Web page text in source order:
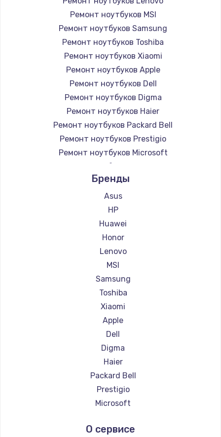
Ремонт ноутбуков MSI
Ремонт ноутбуков Samsung
Ремонт ноутбуков Toshiba
Ремонт ноутбуков Xiaomi
Ремонт ноутбуков Apple
Ремонт ноутбуков Dell
Ремонт ноутбуков Digma
Ремонт ноутбуков Haier
Ремонт ноутбуков Packard Bell
Ремонт ноутбуков Prestigio
Ремонт ноутбуков Microsoft
Ремонт ноутбуков Alienware
Ремонт ноутбуков Aquarius
Ремонт ноутбуков Gigabyte
Ремонт ноутбуков Aorus
Ремонт ноутбуков Maibenben
Ремонт ноутбуков Getac
Ремонт ноутбуков Epson
Ремонт ноутбуков Philips
Ремонт ноутбуков LG
Ремонт ноутбуков Panasonic
Ремонт ноутбуков Irbis
Ремонт ноутбуков Thunderobot
Ремонт ноутбуков Hasee
Ремонт ноутбуков ZTE
Ремонт ноутбуков Hiper
Ремонт ноутбуков Evga
Ремонт ноутбуков Google
Ремонт ноутбуков Echips
Ремонт ноутбуков Predator
Бренды
Asus
HP
Huawei
Honor
Lenovo
MSI
Samsung
Toshiba
Xiaomi
Apple
Dell
Digma
Haier
Packard Bell
Prestigio
Microsoft
Aquarius
О сервисе